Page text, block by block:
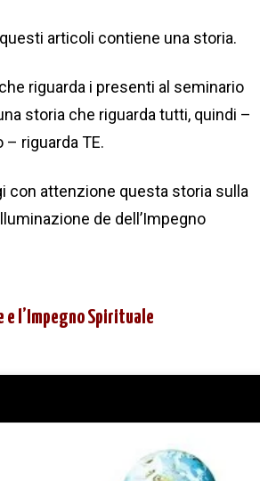
articoli contiene una storia.
riguarda i presenti al seminario
storia che riguarda tutti, quindi –
riguarda TE.
con attenzione questa storia sulla
de dell’Impegno
e l’Impegno Spirituale